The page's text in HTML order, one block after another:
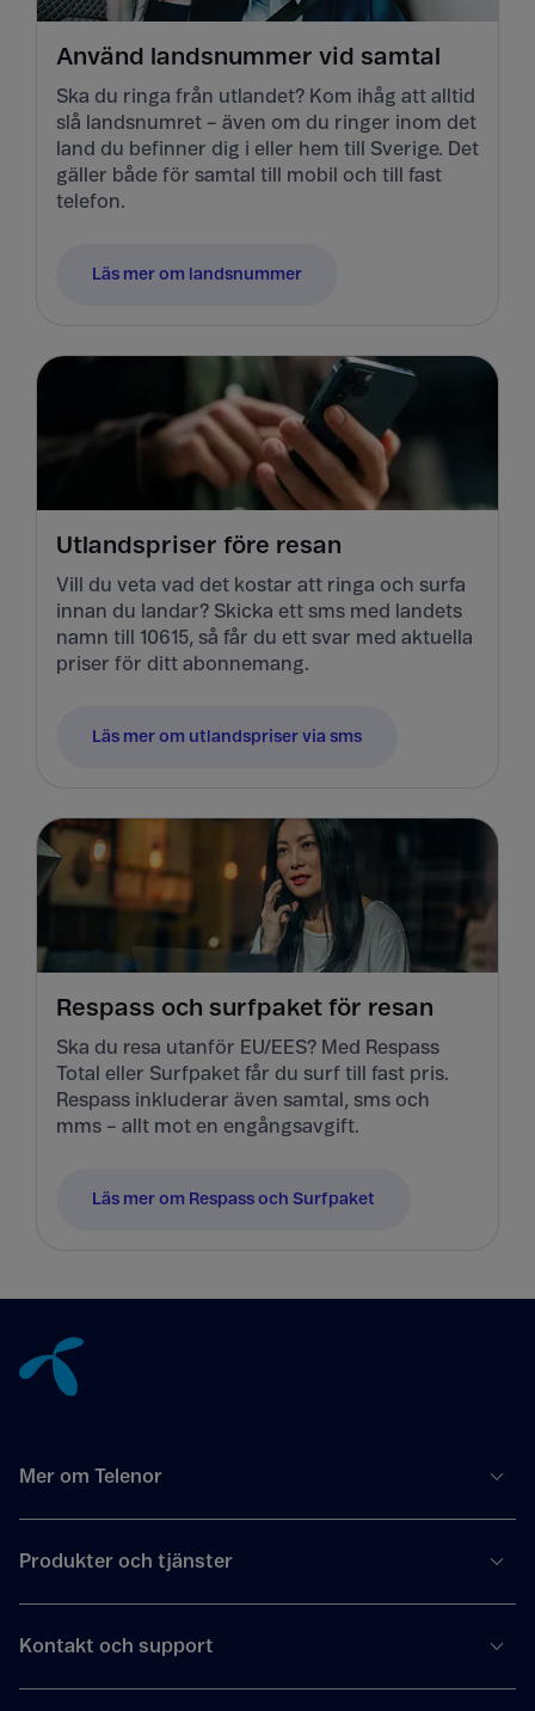
Använd landsnummer vid samtal
Ska du ringa från utlandet? Kom ihåg att alltid
slå landsnumret – även om du ringer inom det
land du befinner dig i eller hem till Sverige. Det
gäller både för samtal till mobil och till fast
telefon.
Läs mer om landsnummer
Utlandspriser före resan
Vill du veta vad det kostar att ringa och surfa
innan du landar? Skicka ett sms med landets
namn till 10615, så får du ett svar med aktuella
priser för ditt abonnemang.
Läs mer om utlandspriser via sms
Respass och surfpaket för resan
Ska du resa utanför EU/EES? Med Respass
Total eller Surfpaket får du surf till fast pris.
Respass inkluderar även samtal, sms och
mms – allt mot en engångsavgift.
Läs mer om Respass och Surfpaket
Mer om Telenor
Produkter och tjänster
Kontakt och support